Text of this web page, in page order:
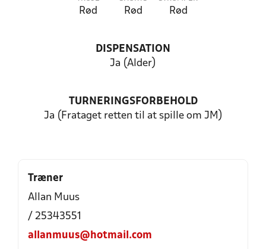
Rød Rød Rød
DISPENSATION
Ja (Alder)
TURNERINGSFORBEHOLD
Ja (Frataget retten til at spille om JM)
Træner
Allan Muus
/ 25343551
allanmuus@hotmail.com